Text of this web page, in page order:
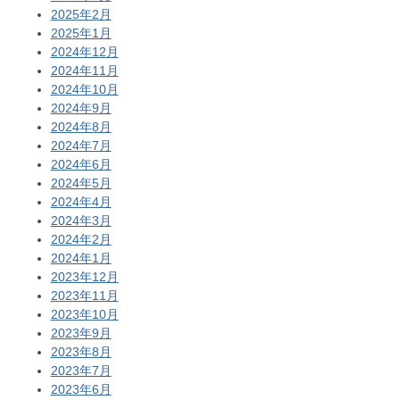
2025年2月
2025年1月
2024年12月
2024年11月
2024年10月
2024年9月
2024年8月
2024年7月
2024年6月
2024年5月
2024年4月
2024年3月
2024年2月
2024年1月
2023年12月
2023年11月
2023年10月
2023年9月
2023年8月
2023年7月
2023年6月